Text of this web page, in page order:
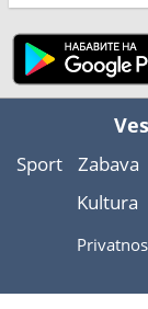
Sport Zabava
Kultura